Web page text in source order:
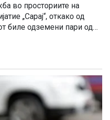
во просториите на
„Сарај“, откако од
биле одземени пари од